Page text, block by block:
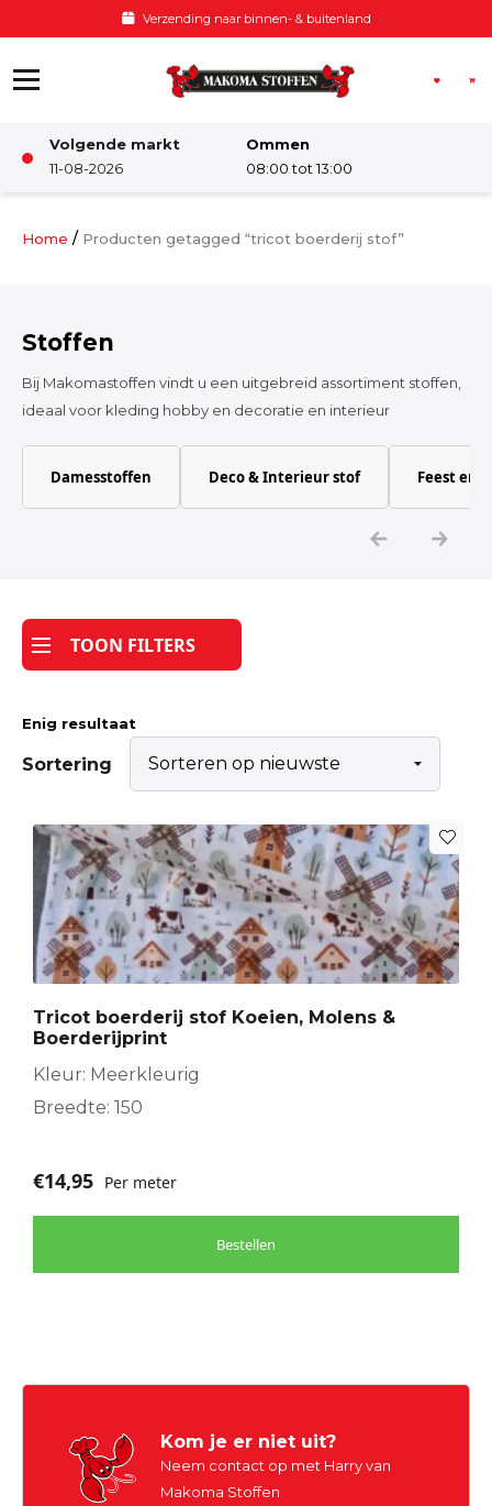
Verzending naar binnen- & buitenland
Volgende markt
11-08-2026
Ommen
08:00 tot 13:00
Damesstoffen
Katoen
Tijdpakker stof
Home / Producten getagged “tricot boerderij stof”
Stoffen
Bij Makomastoffen vindt u een uitgebreid assortiment stoffen,
ideaal voor kleding hobby en decoratie en interieur
Damesstoffen Deco & Interieur stof Feest en
TOON FILTERS
Enig resultaat
Sortering
Tricot boerderij stof Koeien, Molens &
Boerderijprint
Kleur: Meerkleurig
Breedte: 150
€14,95 Per meter
Bestellen
Kom je er niet uit?
Neem contact op met Harry van
Makoma Stoffen